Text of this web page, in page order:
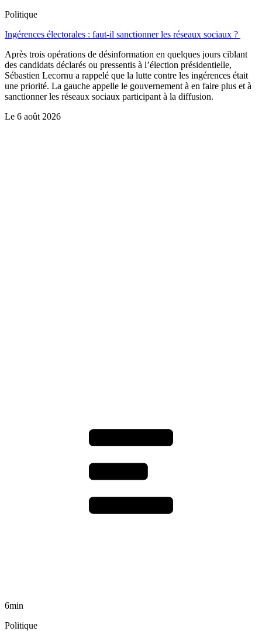
Politique
Ingérences électorales : faut-il sanctionner les réseaux sociaux ?
Après trois opérations de désinformation en quelques jours ciblant
des candidats déclarés ou pressentis à l’élection présidentielle,
Sébastien Lecornu a rappelé que la lutte contre les ingérences était
une priorité. La gauche appelle le gouvernement à en faire plus et à
sanctionner les réseaux sociaux participant à la diffusion.
Le 6 août 2026
6min
Politique